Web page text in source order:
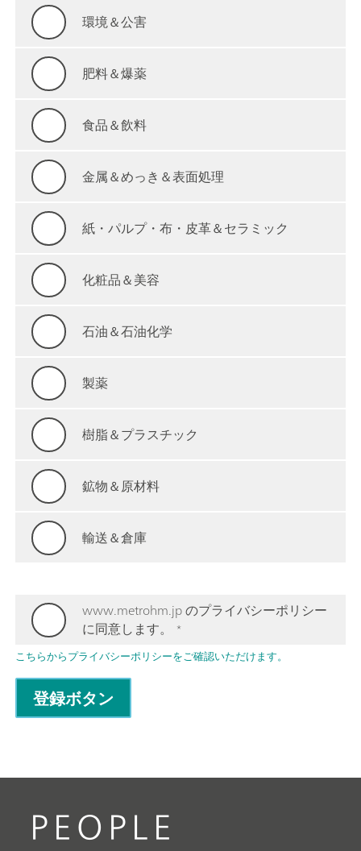
環境＆公害
肥料＆爆薬
食品＆飲料
金属＆めっき＆表面処理
紙・パルプ・布・皮革＆セラミック
化粧品＆美容
石油＆石油化学
製薬
樹脂＆プラスチック
鉱物＆原材料
輸送＆倉庫
www.metrohm.jp のプライバシーポリシー
に同意します。
*
こちらからプライバシーポリシーをご確認いただけます。
PEOPLE